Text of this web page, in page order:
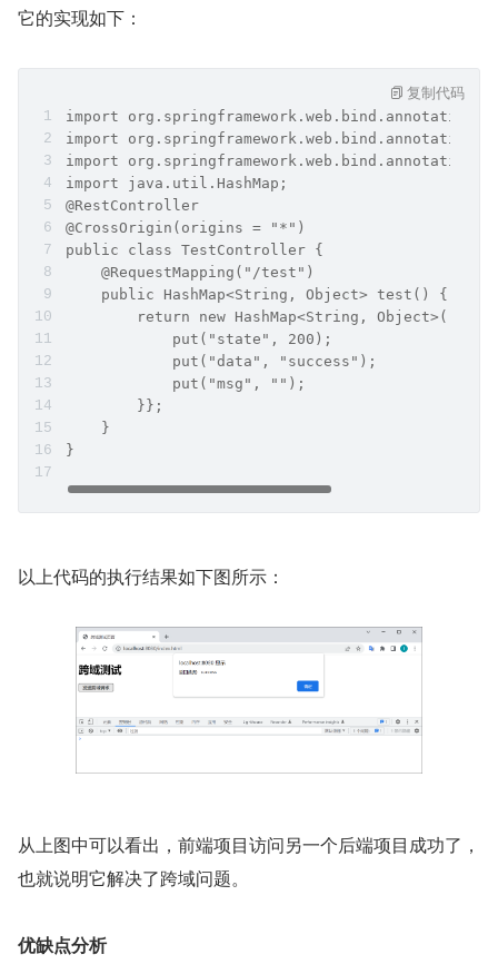
它的实现如下：
import
import
import
import java.util.HashMap;
@RestController
@CrossOrigin(origins = "*")
public class TestController {
    @RequestMapping("/test")
    public HashMap<String, Object> test() {
        return new HashMap<String, Object>() {{
            put("state", 200);
            put("data", "success");
            put("msg", "");
        }};
    }
}
复制代码
以上代码的执行结果如下图所示：
从上图中可以看出，前端项目访问另一个后端项目成功了，
也就说明它解决了跨域问题。
优缺点分析